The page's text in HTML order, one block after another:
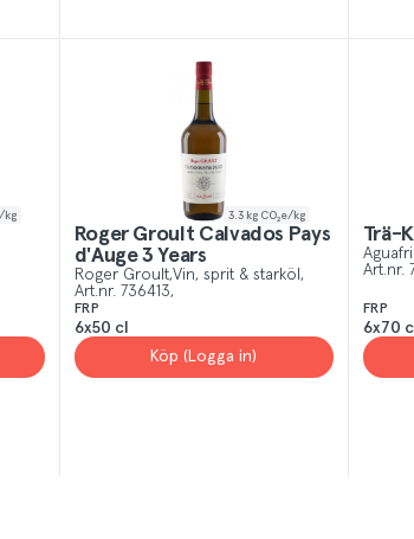
kg 3.3 kg CO₂e/kg
Roger Groult Calvados Pays
d'Auge 3 Years
Roger Groult Vin, sprit & starköl
Art.nr. 736413
FRP
6x50 cl
Köp (Logga in)
Trä-
Art.nr.
FRP
6x70 cl